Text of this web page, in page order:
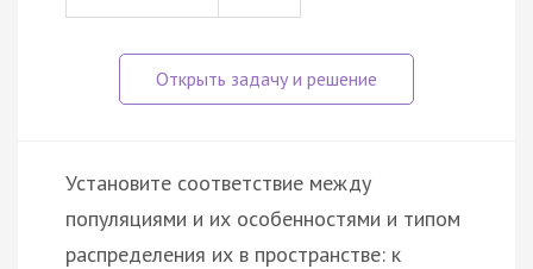
Установите соответствие между
популяциями и их особенностями и типом
распределения их в пространстве: к